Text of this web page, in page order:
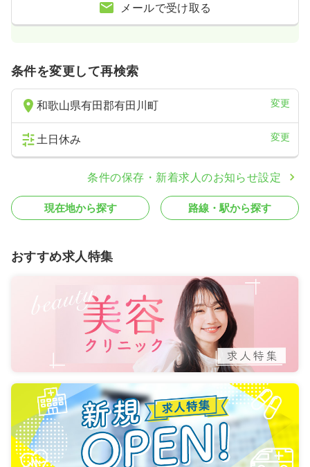
メールで受け取る
条件を変更して再検索
和歌山県有田郡有田川町 変更
土日休み 変更
条件の保存・新着求人のお知らせ設定
現在地から探す 路線・駅から探す
おすすめ求人特集